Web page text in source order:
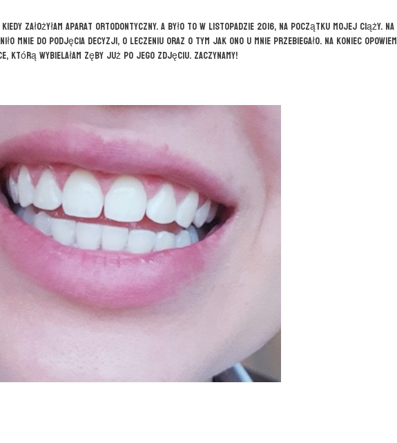
założyłam aparat ortodontyczny. A było to w listopadzie 2016, na początku mojej ciąży. Na
mnie do podjęcia decyzji, o leczeniu oraz o tym jak ono u mnie przebiegało. Na koniec opowiem
którą wybielałam zęby już po jego zdjęciu. Zaczynamy!